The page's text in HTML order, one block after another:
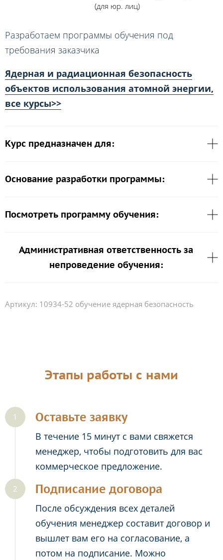
(для юр. лиц)
Разработаем программы обучения под
требования заказчика
Ядерная и радиационная безопасность
объектов использования атомной энергии,
все курсы>>
Курс предназначен для:
Основание разработки программы:
Посмотреть программу обучения:
Административная ответственность за
непроведение обучения:
Артикул: 10934-52 обучение ядерная безопасность
Этапы работы с нами
Оставьте заявку
В течение 15 минут с вами свяжется
менеджер, чтобы подготовить для вас
коммерческое предложение.
Подписание договора
После обсуждения всех деталей
обучения менеджер составит договор и
вышлет вам его на согласование, а
потом на подписание. Можно